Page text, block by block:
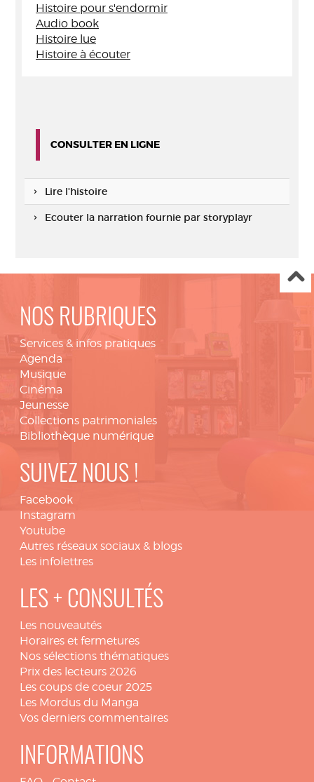
Histoire pour s'endormir
Audio book
Histoire lue
Histoire à écouter
CONSULTER EN LIGNE
Lire l'histoire
Ecouter la narration fournie par storyplayr
NOS RUBRIQUES
Services & infos pratiques
Agenda
Musique
Cinéma
Jeunesse
Collections patrimoniales
Bibliothèque numérique
SUIVEZ NOUS !
Facebook
Instagram
Youtube
Autres réseaux sociaux & blogs
Les infolettres
LES + CONSULTÉS
Les nouveautés
Horaires et fermetures
Nos sélections thématiques
Prix des lecteurs 2026
Les coups de coeur 2025
Les Mordus du Manga
Vos derniers commentaires
INFORMATIONS